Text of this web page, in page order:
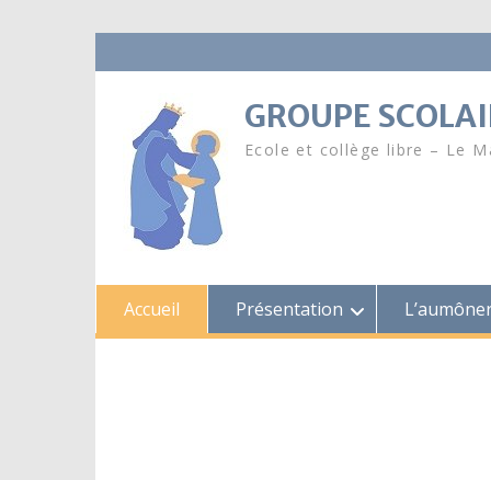
to
GROUPE
Ecole et collège libre – Le
Accueil Présentation